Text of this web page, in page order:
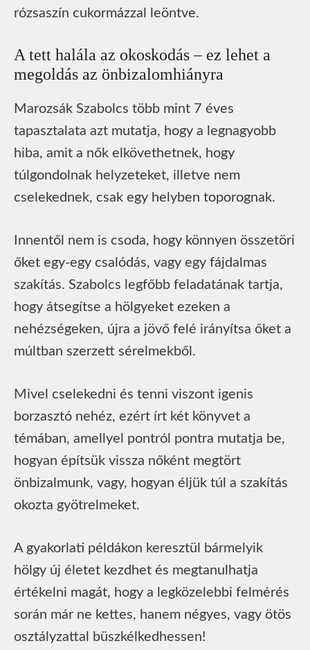
rózsaszín cukormázzal leöntve.
A tett halála az okoskodás – ez lehet a
megoldás az önbizalomhiányra
Marozsák Szabolcs több mint 7 éves
tapasztalata azt mutatja, hogy a legnagyobb
hiba, amit a nők elkövethetnek, hogy
túlgondolnak helyzeteket, illetve nem
cselekednek, csak egy helyben toporognak.
Innentől nem is csoda, hogy könnyen összetöri
őket egy-egy csalódás, vagy egy fájdalmas
szakítás. Szabolcs legfőbb feladatának tartja,
hogy átsegítse a hölgyeket ezeken a
nehézségeken, újra a jövő felé irányítsa őket a
múltban szerzett sérelmekből.
Mivel cselekedni és tenni viszont igenis
borzasztó nehéz, ezért írt két könyvet a
témában, amellyel pontról pontra mutatja be,
hogyan építsük vissza nőként megtört
önbizalmunk, vagy, hogyan éljük túl a szakítás
okozta gyötrelmeket.
A gyakorlati példákon keresztül bármelyik
hölgy új életet kezdhet és megtanulhatja
értékelni magát, hogy a legközelebbi felmérés
során már ne kettes, hanem négyes, vagy ötös
osztályzattal büszkélkedhessen!